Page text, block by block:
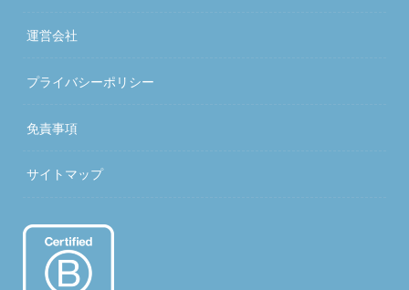
運営会社
プライバシーポリシー
免責事項
サイトマップ